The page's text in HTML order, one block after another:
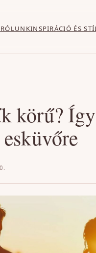
RÓLUNKINSPIRÁCIÓ ÉS
körű?